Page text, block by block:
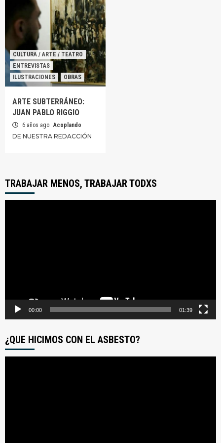
CULTURA / ARTE / TEATRO
ENTREVISTAS
ILUSTRACIONES
OBRAS
ARTE SUBTERRÁNEO:
JUAN PABLO RIGGIO
6 años ago Acoplando
DE NUESTRA REDACCIÓN
TRABAJAR MENOS, TRABAJAR TODXS
00:00 01:39
¿QUE HICIMOS CON EL ASBESTO?